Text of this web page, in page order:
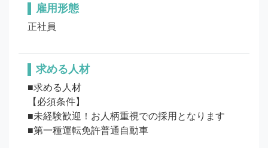
雇用形態
正社員
求める人材
■求める人材
【必須条件】
■未経験歓迎！お人柄重視での採用となります
■第一種運転免許普通自動車